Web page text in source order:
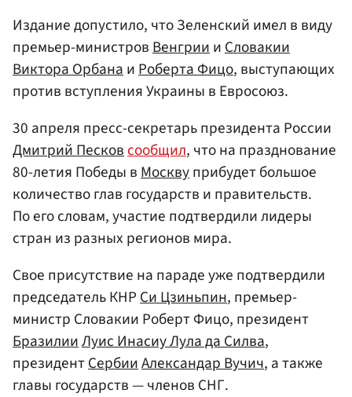
Издание допустило, что Зеленский имел в виду
премьер-министров Венгрии и Словакии
Виктора Орбана и Роберта Фицо, выступающих
против вступления Украины в Евросоюз.
30 апреля пресс-секретарь президента России
Дмитрий Песковсообщил, что на празднование
80-летия Победы вМосквуприбудет большое
количество глав государств и правительств.
По его словам, участие подтвердили лидеры
стран из разных регионов мира.
Свое присутствие на параде уже подтвердили
председатель КНРСи Цзиньпин, премьер-
министр Словакии Роберт Фицо, президент
БразилииЛуис Инасиу Лула да Силва,
президентСербииАлександар Вучич, а также
главы государств — членов СНГ.